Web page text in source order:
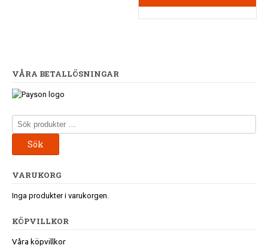
VÅRA BETALLÖSNINGAR
Sök
efter:
Sök
VARUKORG
Inga produkter i varukorgen.
KÖPVILLKOR
Våra köpvillkor